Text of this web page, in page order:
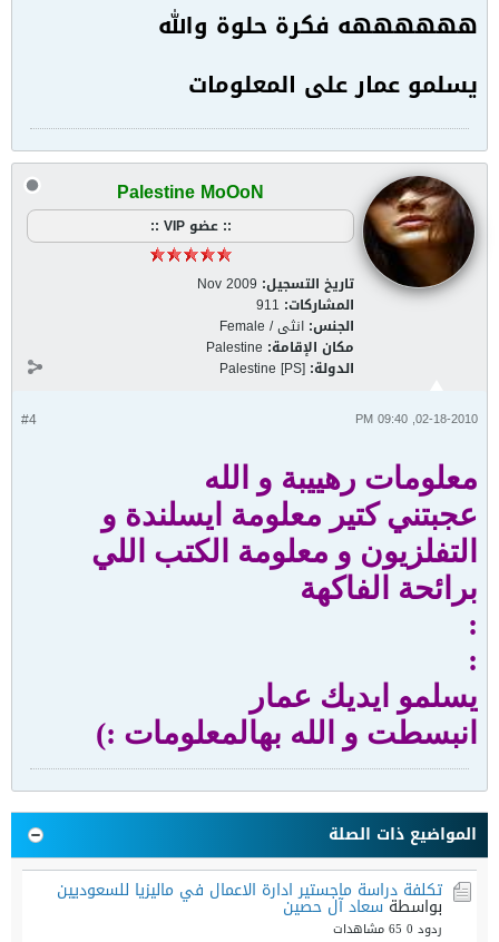
ههههههه فكرة حلوة والله
يسلمو عمار على المعلومات
Palestine MoOoN
:: عضو VIP ::
تاريخ التسجيل: Nov 2009
المشاركات: 911
الجنس: انثى / Female
مكان الإقامة: Palestine
الدولة: Palestine [PS]
#4 02-18-2010, 09:40 PM
معلومات رهييبة و الله
عجبتني كتير معلومة ايسلندة و
التفلزيون و معلومة الكتب اللي
برائحة الفاكهة
:
:
يسلمو ايديك عمار
انبسطت و الله بهالمعلومات :)
المواضيع ذات الصلة
تكلفة دراسة ماجستير ادارة الاعمال في ماليزيا للسعوديين
بواسطةسعاد آل حصين
ردود 0
65 مشاهدات